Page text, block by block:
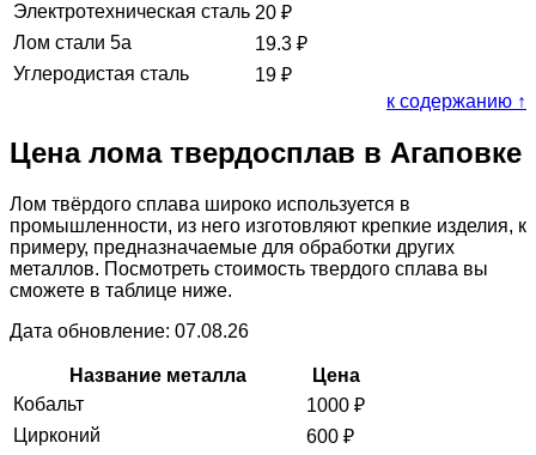
Электротехническая сталь 20 ₽
Лом стали 5а
19.3 ₽
Углеродистая сталь
19 ₽
к содержанию ↑
Цена лома твердосплав в Агаповке
Лом твёрдого сплава широко используется в
промышленности, из него изготовляют крепкие изделия, к
примеру, предназначаемые для обработки других
металлов. Посмотреть стоимость твердого сплава вы
сможете в таблице ниже.
Дата обновление: 07.08.26
Название металла
Цена
Кобальт
1000 ₽
Цирконий
600 ₽